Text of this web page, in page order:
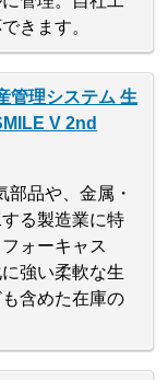
きます。
管理システム 生
V 2nd
部品や、金属・
る製造業に特
ォーキャス
強い柔軟な生
含めた在庫の